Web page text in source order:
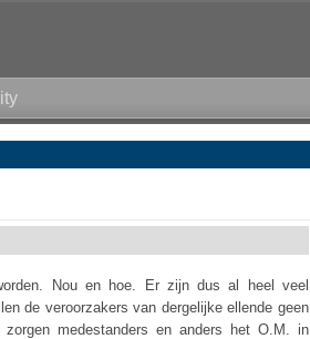
Nou en hoe. Er zijn dus al heel veel
de veroorzakers van dergelijke ellende geen
medestanders en anders het O.M. in